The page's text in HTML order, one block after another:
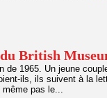
British
de 1965. Un jeune
ils, ils suivent à la
même pas le...